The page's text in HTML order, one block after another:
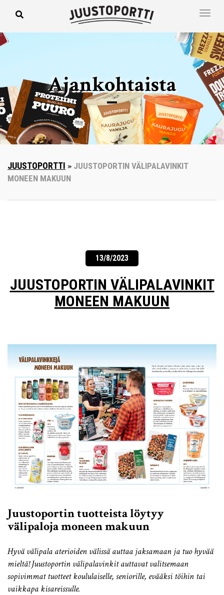
Ajankohtaista
JUUSTOPORTTI » JUUSTOPORTIN VÄLIPALAVINKIT
MONEEN MAKUUN
13/8/2023
JUUSTOPORTIN VÄLIPALAVINKIT
MONEEN MAKUUN
Juustoportin tuotteista löytyy
välipaloja moneen makuun
Hyvä välipala aterioiden välissä auttaa jaksamaan ja tuo hyvää
mieltä! Juustoportin välipalavinkit auttavat valitsemaan
sopivimmat tuotteet koululaiselle, seniorille, evääksi töihin tai
vaikkapa kisareissulle.